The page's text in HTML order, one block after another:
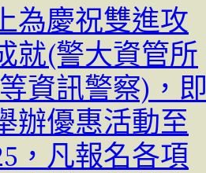
為慶祝雙進攻
就(警大資管所
資訊警察)，即
辦優惠活動至
，凡報名各項